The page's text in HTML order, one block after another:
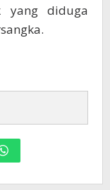
yang diduga